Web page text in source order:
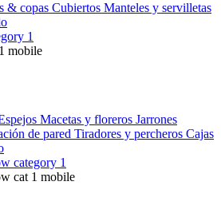
& copas Cubiertos Manteles y servilletas
Macetas y floreros Jarrones
de pared Tiradores y percheros Cajas